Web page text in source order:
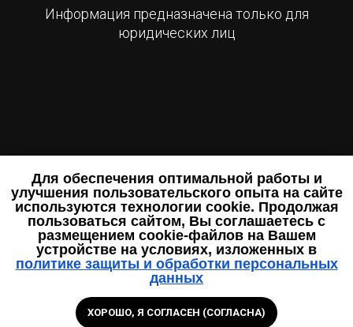
Позвоните
Спросите
Для обеспечения оптимальной работы и
улучшения пользовательского опыта на сайте
используются технологии cookie. Продолжая
пользоваться сайтом, Вы соглашаетесь с
размещением cookie-файлов на Вашем
устройстве на условиях, изложенных в
политике защиты и обработки персональных
данных
ХОРОШО, Я СОГЛАСЕН (СОГЛАСНА)
Информация предназначена только для
юридических лиц